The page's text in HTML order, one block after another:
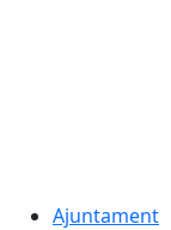
Ajuntament